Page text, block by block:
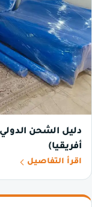
دليل الشحن
أفريقيا)
اقرأ التفاصيل